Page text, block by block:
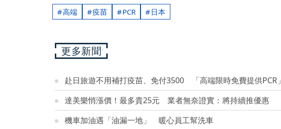
高端 疫苗 PCR 日本
更多新聞
赴日旅遊不用補打疫苗、免付3500 「高端限時免費提供PCR」
達美樂悄漲價！最多貴25元 業者無奈證實：將持續推優惠
機車加油遇「油漏一地」 暖心員工幫洗車